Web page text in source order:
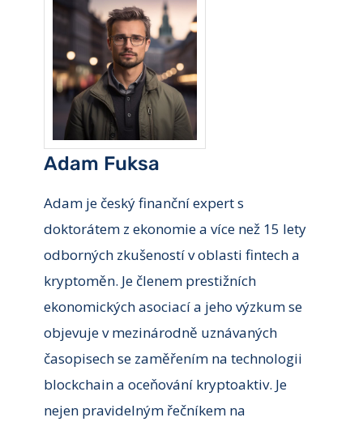
Adam Fuksa
Adam je český finanční expert s
doktorátem z ekonomie a více než 15 lety
odborných zkušeností v oblasti fintech a
kryptoměn. Je členem prestižních
ekonomických asociací a jeho výzkum se
objevuje v mezinárodně uznávaných
časopisech se zaměřením na technologii
blockchain a oceňování kryptoaktiv. Je
nejen pravidelným řečníkem na